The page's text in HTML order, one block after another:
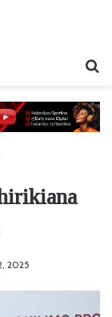
2025